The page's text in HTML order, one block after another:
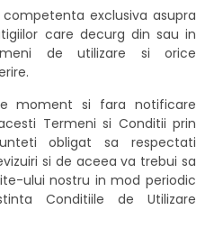
exclusiva asupra
care decurg din sau in
de utilizare si orice
moment si fara notificare
Termeni si Conditii prin
obligat sa respectati
si de aceea va trebui sa
ului nostru in mod periodic
Conditiile de Utilizare